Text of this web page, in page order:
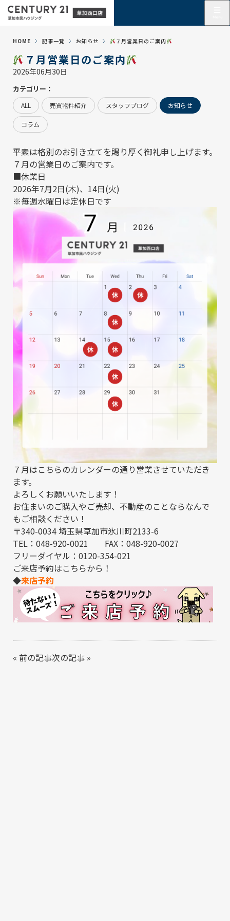
HOME 記事一覧 お知らせ ７月営業日のご案内
７月営業日のご案内
2026年06月30日
カテゴリー：
ALL 売買物件紹介 スタッフブログ お知らせ
コラム
平素は格別のお引き立てを賜り厚く御礼申し上げます。
７月の営業日のご案内です。
■休業日
2026年7月2日(木)、14日(火)
※毎週水曜日は定休日です
７月はこちらのカレンダーの通り営業させていただき
ます。
よろしくお願いいたします！
お住まいのご購入やご売却、不動産のことならなんで
もご相談ください！
〒340-0034 埼玉県草加市氷川町2133-6
TEL：048-920-0021 FAX：048-920-0027
フリーダイヤル：0120-354-021
ご来店予約はこちらから！
◆来店予約
« 前の記事次の記事 »